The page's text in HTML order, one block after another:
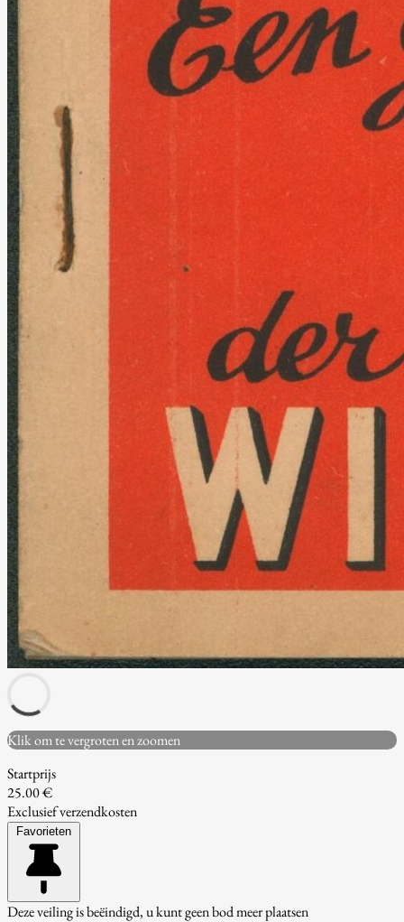
Klik om te vergroten en zoomen
Startprijs
25.00 €
Exclusief verzendkosten
Favorieten
Deze veiling is beëindigd, u kunt geen bod meer plaatsen